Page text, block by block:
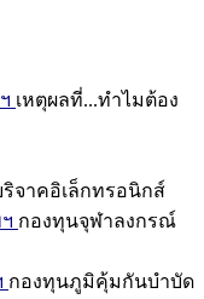
เหตุผลที่...ทำไมต้อง
ริจาคอิเล็กทรอนิกส์
กองทุนจุฬาลงกรณ์
กองทุนภูมิคุ้มกันบำบัด